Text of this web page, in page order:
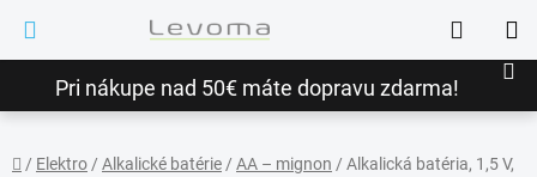
obsah
Pri nákupe nad 50€ máte dopravu zdarma!
Hľadať
/ Elektro/ Alkalické batérie/ AA – mignon / Alkalická batéria, 1,5 V,